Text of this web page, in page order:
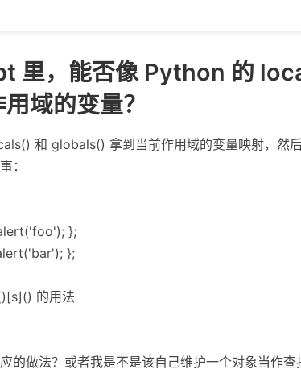
里，能否像 Python 的
域的变量？
和 globals() 拿到当前作用域的变量映射，然
：
};
};
的用法
的做法？或者我是不是该自己维护一个对象当作查